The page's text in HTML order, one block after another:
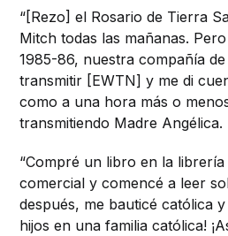
“[Rezo] el Rosario de Tierra
Mitch todas las mañanas.
1985-86, nuestra compañía
transmitir [EWTN] y me di
como a una hora más o
transmitiendo Madre Angélica.
“Compré un libro en la
comercial y comencé a leer
después, me bauticé católica
hijos en una familia católica!